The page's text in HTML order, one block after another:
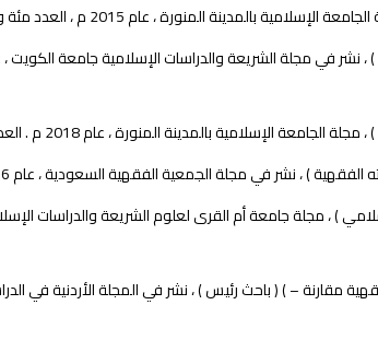
المنورة ، عام 2015 م ، العدد مئة وثلاثة وسبعون .
بالمدينة المنورة ، عام 2018 م . العدد مئة وثلاثة وثمانون .
الجمعية الفقهية السعودية ، عام 2016 م ، العدد الثاني والثلاثون .
– ) ( باحث رئيس ) ، نشر في المجلة الأردنية في